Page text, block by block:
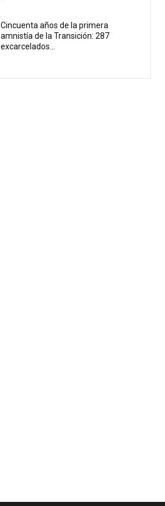
Cincuenta años de la primera
amnistía de la Transición: 287
excarcelados...